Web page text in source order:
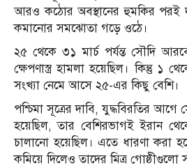
আরও কঠোর অবস্থানের হুমকির পরই
কমানোর সমঝোতা গড়ে ওঠে।
২৫ থেকে ৩১ মার্চ পর্যন্ত সৌদি
ক্ষেপণাস্ত্র হামলা হয়েছিল। কিন্তু ১
সংখ্যা নেমে আসে ২৫-এর কিছু বেশি।
পশ্চিমা সূত্রের দাবি, যুদ্ধবিরতির
হয়েছিল, তার বেশিরভাগই ইরান
চালানো হয়েছিল। এতে ধারণা করা
কমিয়ে দিলেও তাদের মিত্র গোষ্ঠীগুলো